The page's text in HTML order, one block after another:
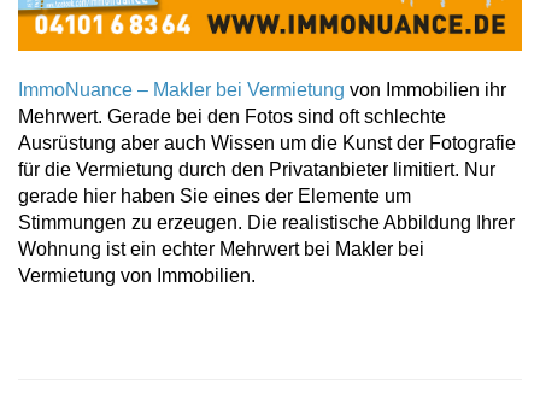
ImmoNuance – Makler bei Vermietung von Immobilien ihr
Mehrwert. Gerade bei den Fotos sind oft schlechte
Ausrüstung aber auch Wissen um die Kunst der Fotografie
für die Vermietung durch den Privatanbieter limitiert. Nur
gerade hier haben Sie eines der Elemente um
Stimmungen zu erzeugen. Die realistische Abbildung Ihrer
Wohnung ist ein echter Mehrwert bei Makler bei
Vermietung von Immobilien.